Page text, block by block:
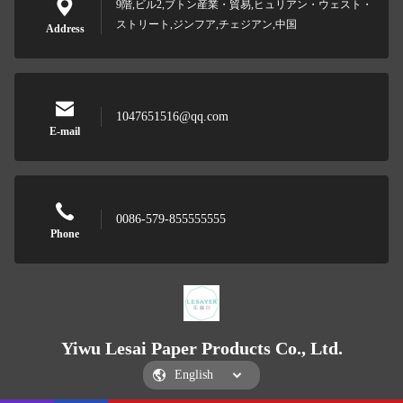
Address
9階,ビル2,ブトン産業・貿易,ヒュリアン・ウェスト・
ストリート,ジンフア,チェジアン,中国
E-mail
1047651516@qq.com
Phone
0086-579-855555555
Yiwu Lesai Paper Products Co., Ltd.